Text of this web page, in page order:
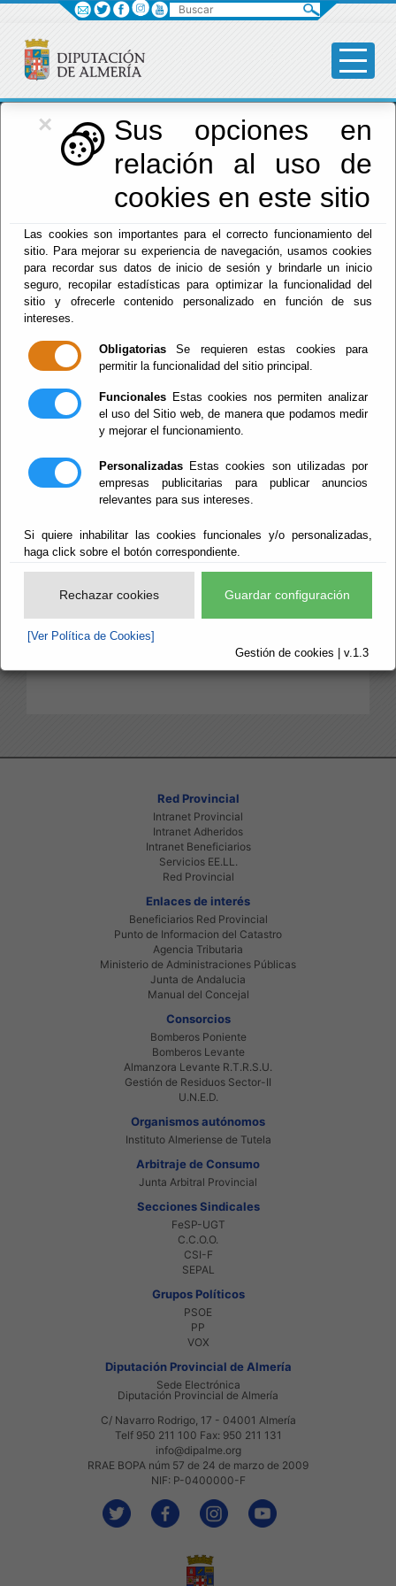
×
Sus opciones en
relación al uso de
cookies en este sitio
Las cookies son importantes para el correcto funcionamiento del
sitio. Para mejorar su experiencia de navegación, usamos cookies
para recordar sus datos de inicio de sesión y brindarle un inicio
seguro, recopilar estadísticas para optimizar la funcionalidad del
sitio y ofrecerle contenido personalizado en función de sus
intereses.
Obligatorias Se requieren estas cookies para
permitir la funcionalidad del sitio principal.
Funcionales Estas cookies nos permiten analizar
el uso del Sitio web, de manera que podamos medir
y mejorar el funcionamiento.
Personalizadas Estas cookies son utilizadas por
empresas publicitarias para publicar anuncios
relevantes para sus intereses.
Si quiere inhabilitar las cookies funcionales y/o personalizadas,
haga click sobre el botón correspondiente.
Rechazar cookies Guardar configuración
[Ver Política de Cookies]
Gestión de cookies | v.1.3
Diputación
Menú Diputación
Tablón de
Anuncios
Suscripciones
Circulares e Instrucciones
Estatutos
Ordenanzas
Reglamentos
Red Provincial
Intranet Provincial
Intranet Adheridos
Intranet Beneficiarios
Servicios EE.LL.
Red Provincial
Enlaces de interés
Beneficiarios Red Provincial
Punto de Informacion del Catastro
Agencia Tributaria
Ministerio de Administraciones Públicas
Junta de Andalucia
Manual del Concejal
Consorcios
Bomberos Poniente
Bomberos Levante
Almanzora Levante R.T.R.S.U.
Gestión de Residuos Sector-II
U.N.E.D.
Organismos autónomos
Instituto Almeriense de Tutela
Arbitraje de Consumo
Junta Arbitral Provincial
Secciones Sindicales
FeSP-UGT
C.C.O.O.
CSI-F
SEPAL
Grupos Políticos
PSOE
PP
VOX
Diputación Provincial de Almería
Sede Electrónica
Diputación Provincial de Almería
C/ Navarro Rodrigo, 17 - 04001 Almería
Telf 950 211 100 Fax: 950 211 131
info@dipalme.org
RRAE BOPA núm 57 de 24 de marzo de 2009
NIF: P-0400000-F
Buscar